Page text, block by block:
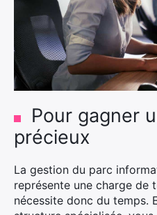
Pour gagner
précieux
La gestion du parc
représente une charge de
nécessite donc du temps.
Rechercher
: